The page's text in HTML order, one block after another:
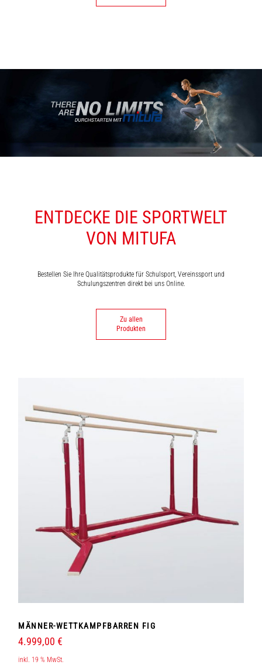
ENTDECKE DIE SPORTWELT
VON MITUFA
Bestellen Sie Ihre Qualitätsprodukte für Schulsport, Vereinssport und
Schulungszentren direkt bei uns Online.
Zu allen
Produkten
MÄNNER-WETTKAMPFBARREN FIG
4.999,00 €
inkl. 19 % MwSt.